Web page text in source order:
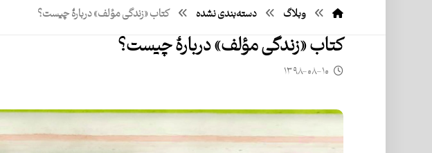
وبلاگ دسته‌بندی نشده کتاب «زندگی مؤلف» دربارۀ چیست؟
کتاب «زندگی مؤلف» دربارۀ چیست؟
۱۳۹۸-۰۸-۱۰